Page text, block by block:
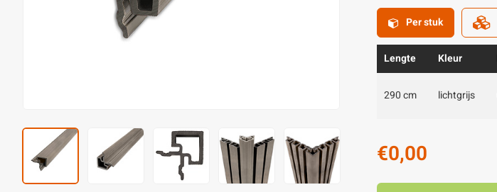
Per stuk
Lengte Kleur
290 cm lichtgrijs
€0,00